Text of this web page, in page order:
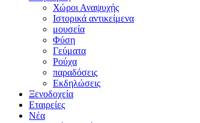
Χώροι Αναψυχής
Ιστορικά αντικείμενα
μουσεία
Φύση
Γεύματα
Ρούχα
παραδόσεις
Εκδηλώσεις
Ξενοδοχεία
Εταιρείες
Νέα